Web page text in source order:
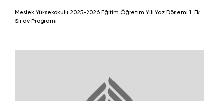
Meslek Yüksekokulu 2025-2026 Eğitim Öğretim Yılı Yaz Dönemi 1. Ek
Sınav Programı